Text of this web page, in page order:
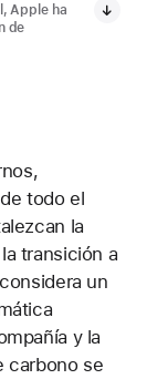
Apple ha
de
todo el
la
transición a
un
y la
carbono se